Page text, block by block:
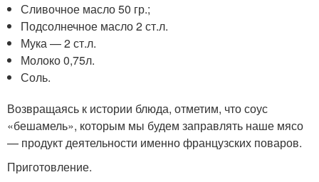
Сливочное масло 50 гр.;
Подсолнечное масло 2 ст.л.
Мука — 2 ст.л.
Молоко 0,75л.
Соль.
Возвращаясь к истории блюда, отметим, что соус
«бешамель», которым мы будем заправлять наше мясо
— продукт деятельности именно французских поваров.
Приготовление.